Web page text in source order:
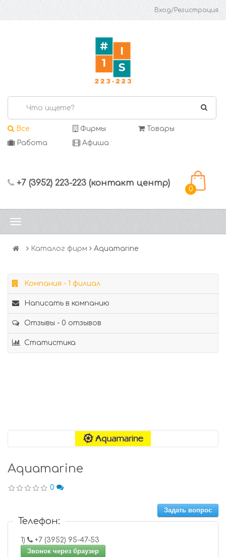
Вход/Регистрация
Все Фирмы
Товары
Работа
Афиша
+7 (3952) 223-223 (контакт центр)
0
Каталог фирм Аquamarine
Компания - 1 филиал
Написать в компанию
Отзывы - 0 отзывов
Статистика
Аquamarine
0
Задать вопрос
Телефон:
1)
+7 (3952) 95-47-53
Звонок через браузер